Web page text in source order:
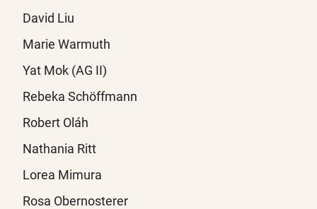
David Liu
Marie Warmuth
Yat Mok (AG II)
Rebeka Schöffmann
Robert Oláh
Nathania Ritt
Lorea Mimura
Rosa Obernosterer